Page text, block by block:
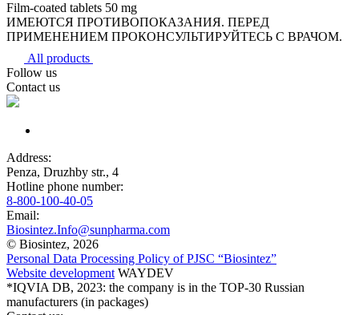
Film-coated tablets 50 mg
ИМЕЮТСЯ ПРОТИВОПОКАЗАНИЯ. ПЕРЕД
ПРИМЕНЕНИЕМ ПРОКОНСУЛЬТИРУЙТЕСЬ С ВРАЧОМ.
All products
Follow us
Contact us
Address:
Penza, Druzhby str., 4
Hotline phone number:
8-800-100-40-05
Email:
Biosintez.Info@sunpharma.com
© Biosintez, 2026
Personal Data Processing Policy of PJSC “Biosintez”
Website development WAYDEV
*IQVIA DB, 2023: the company is in the TOP-30 Russian
manufacturers (in packages)